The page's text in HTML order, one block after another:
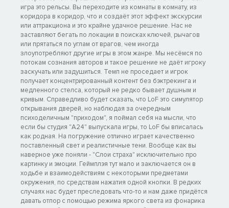
игра это рельсы. Вы переходите из комнаты в комнату, из
коридора в коридор, что и создаёт этот эффект экскурсии
или аттракциона и это крайне удачное решение. Нас не
заставляют бегать по локации в поисках ключей, рычагов
или прятаться по углам от врагов, чем иногда
злоупотребляют другие игры в этом жанре. Мы несёмся по
потокам сознания авторов и такое решение не даёт игроку
заскучать или задушиться. Темп не проседает и игрок
получает концентрированный контент без бэктрекинга и
медленного стелса, который не редко бывает душным и
кривым. Справедливо будет сказать, что LoF это симулятор
открывания дверей, но наблюдая за очередным
психоделичным "приходом", я поймал себя на мысли, что
если бы студия "A24" выпускала игры, то LoF бы вписалась
как родная. На погружение отлично играет качественно
поставленный свет и реалистичные тени. Вообще как вы
наверное уже поняли - "Слои страха" исключительно про
картинку и эмоции. Геймплэя тут мало и заключается он в
ходьбе и взаимодействиям с некоторыми предметами
окружения, по средствам нажатия одной кнопки. В редких
случаях нас будет преследовать что-то и нам даже придётся
давать отпор с помощью режима яркого света из фонарика